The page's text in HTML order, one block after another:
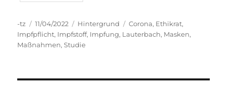
Autor
-tz
Veröffentlicht
am
11/04/2022 Kategorien
Hintergrund Schlagwörter
Corona, Ethikrat,
Impfpflicht, Impfstoff, Impfung, Lauterbach, Masken,
Maßnahmen,Studie